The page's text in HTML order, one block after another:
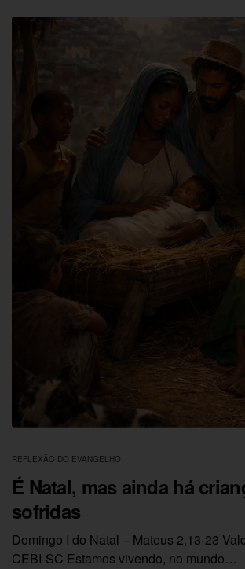
REFLEXÃO DO EVANGELHO
É Natal, mas ainda há
sofridas
Domingo I do Natal – Mateus 2,13-23
CEBI-SC Estamos vivendo, no mundo…